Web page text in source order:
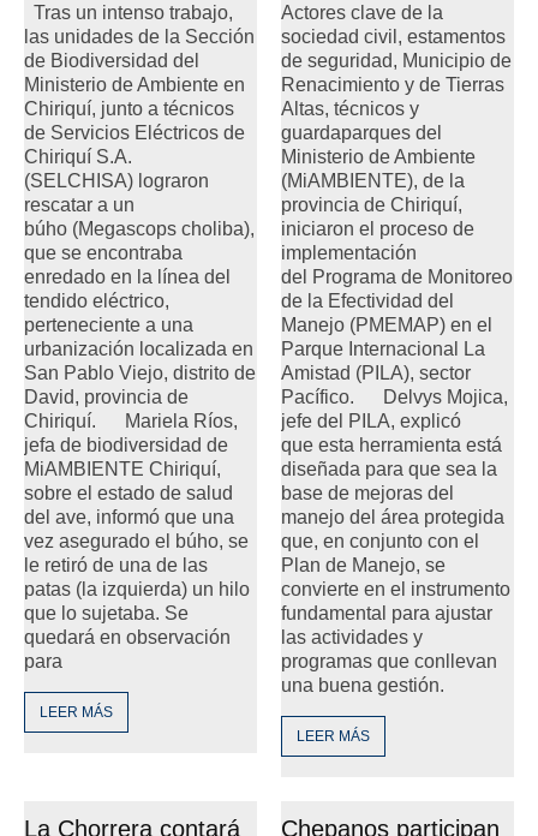
Tras un intenso trabajo,
las unidades de la Sección
de Biodiversidad del
Ministerio de Ambiente en
Chiriquí, junto a técnicos
de Servicios Eléctricos de
Chiriquí S.A.
(SELCHISA) lograron
rescatar a un
búho (Megascops choliba),
que se encontraba
enredado en la línea del
tendido eléctrico,
perteneciente a una
urbanización localizada en
San Pablo Viejo, distrito de
David, provincia de
Chiriquí. Mariela Ríos,
jefa de biodiversidad de
MiAMBIENTE Chiriquí,
sobre el estado de salud
del ave, informó que una
vez asegurado el búho, se
le retiró de una de las
patas (la izquierda) un hilo
que lo sujetaba. Se
quedará en observación
para
LEER MÁS
Actores clave de la
sociedad civil, estamentos
de seguridad, Municipio de
Renacimiento y de Tierras
Altas, técnicos y
guardaparques del
Ministerio de Ambiente
(MiAMBIENTE), de la
provincia de Chiriquí,
iniciaron el proceso de
implementación
del Programa de Monitoreo
de la Efectividad del
Manejo (PMEMAP) en el
Parque Internacional La
Amistad (PILA), sector
Pacífico. Delvys Mojica,
jefe del PILA, explicó
que esta herramienta está
diseñada para que sea la
base de mejoras del
manejo del área protegida
que, en conjunto con el
Plan de Manejo, se
convierte en el instrumento
fundamental para ajustar
las actividades y
programas que conllevan
una buena gestión.
LEER MÁS
La Chorrera contará Chepanos participan